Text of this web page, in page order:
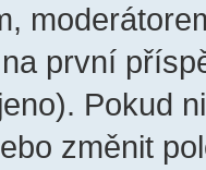
první
Pokud
změnit